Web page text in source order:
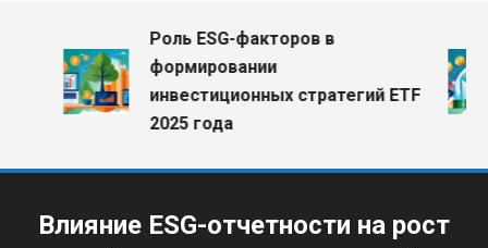
Роль ESG-факторов в
формировании
инвестиционных стратегий ETF
2025 года
Влияние ESG-отчетности на рост